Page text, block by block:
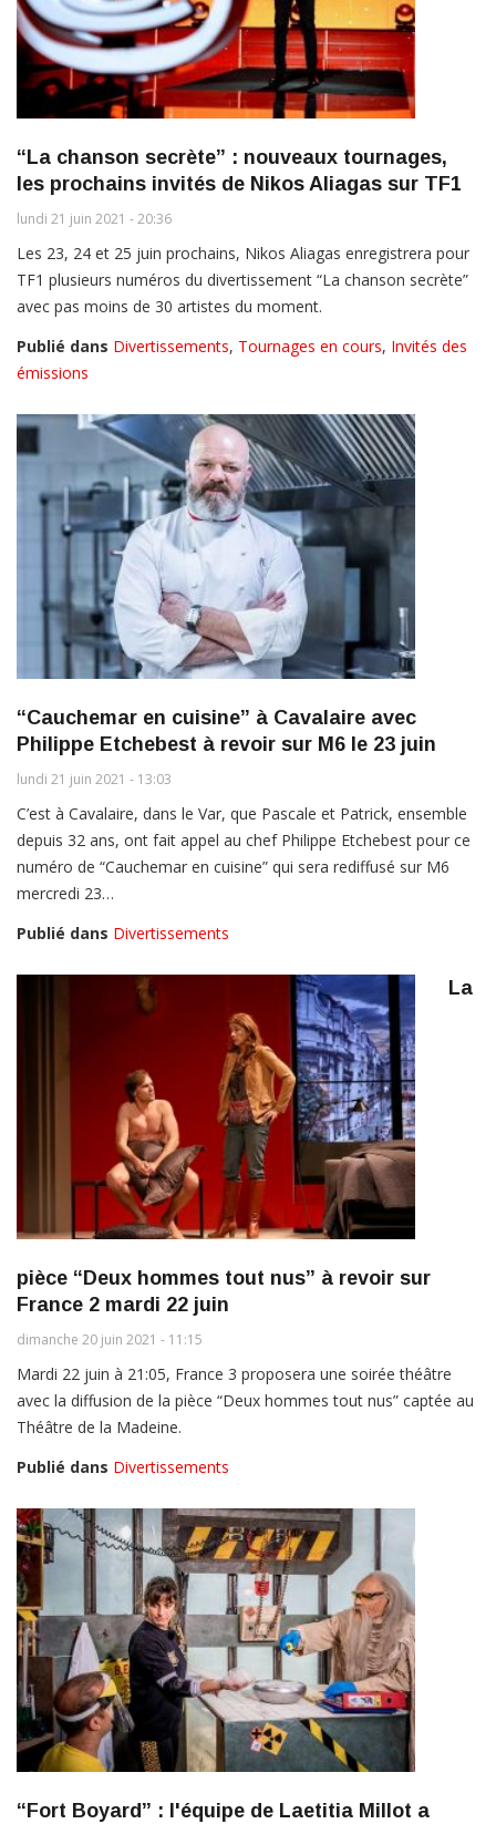
“La chanson secrète” : nouveaux tournages,
les prochains invités de Nikos Aliagas sur TF1
lundi 21 juin 2021 - 20:36
Les 23, 24 et 25 juin prochains, Nikos Aliagas enregistrera pour
TF1 plusieurs numéros du divertissement “La chanson secrète”
avec pas moins de 30 artistes du moment.
Publié dans Divertissements, Tournages en cours, Invités des
émissions
“Cauchemar en cuisine” à Cavalaire avec
Philippe Etchebest à revoir sur M6 le 23 juin
lundi 21 juin 2021 - 13:03
C’est à Cavalaire, dans le Var, que Pascale et Patrick, ensemble
depuis 32 ans, ont fait appel au chef Philippe Etchebest pour ce
numéro de “Cauchemar en cuisine” qui sera rediffusé sur M6
mercredi 23…
Publié dans Divertissements
La
pièce “Deux hommes tout nus” à revoir sur
France 2 mardi 22 juin
dimanche 20 juin 2021 - 11:15
Mardi 22 juin à 21:05, France 3 proposera une soirée théâtre
avec la diffusion de la pièce “Deux hommes tout nus” captée au
Théâtre de la Madeine.
Publié dans Divertissements
“Fort Boyard” : l'équipe de Laetitia Millot a